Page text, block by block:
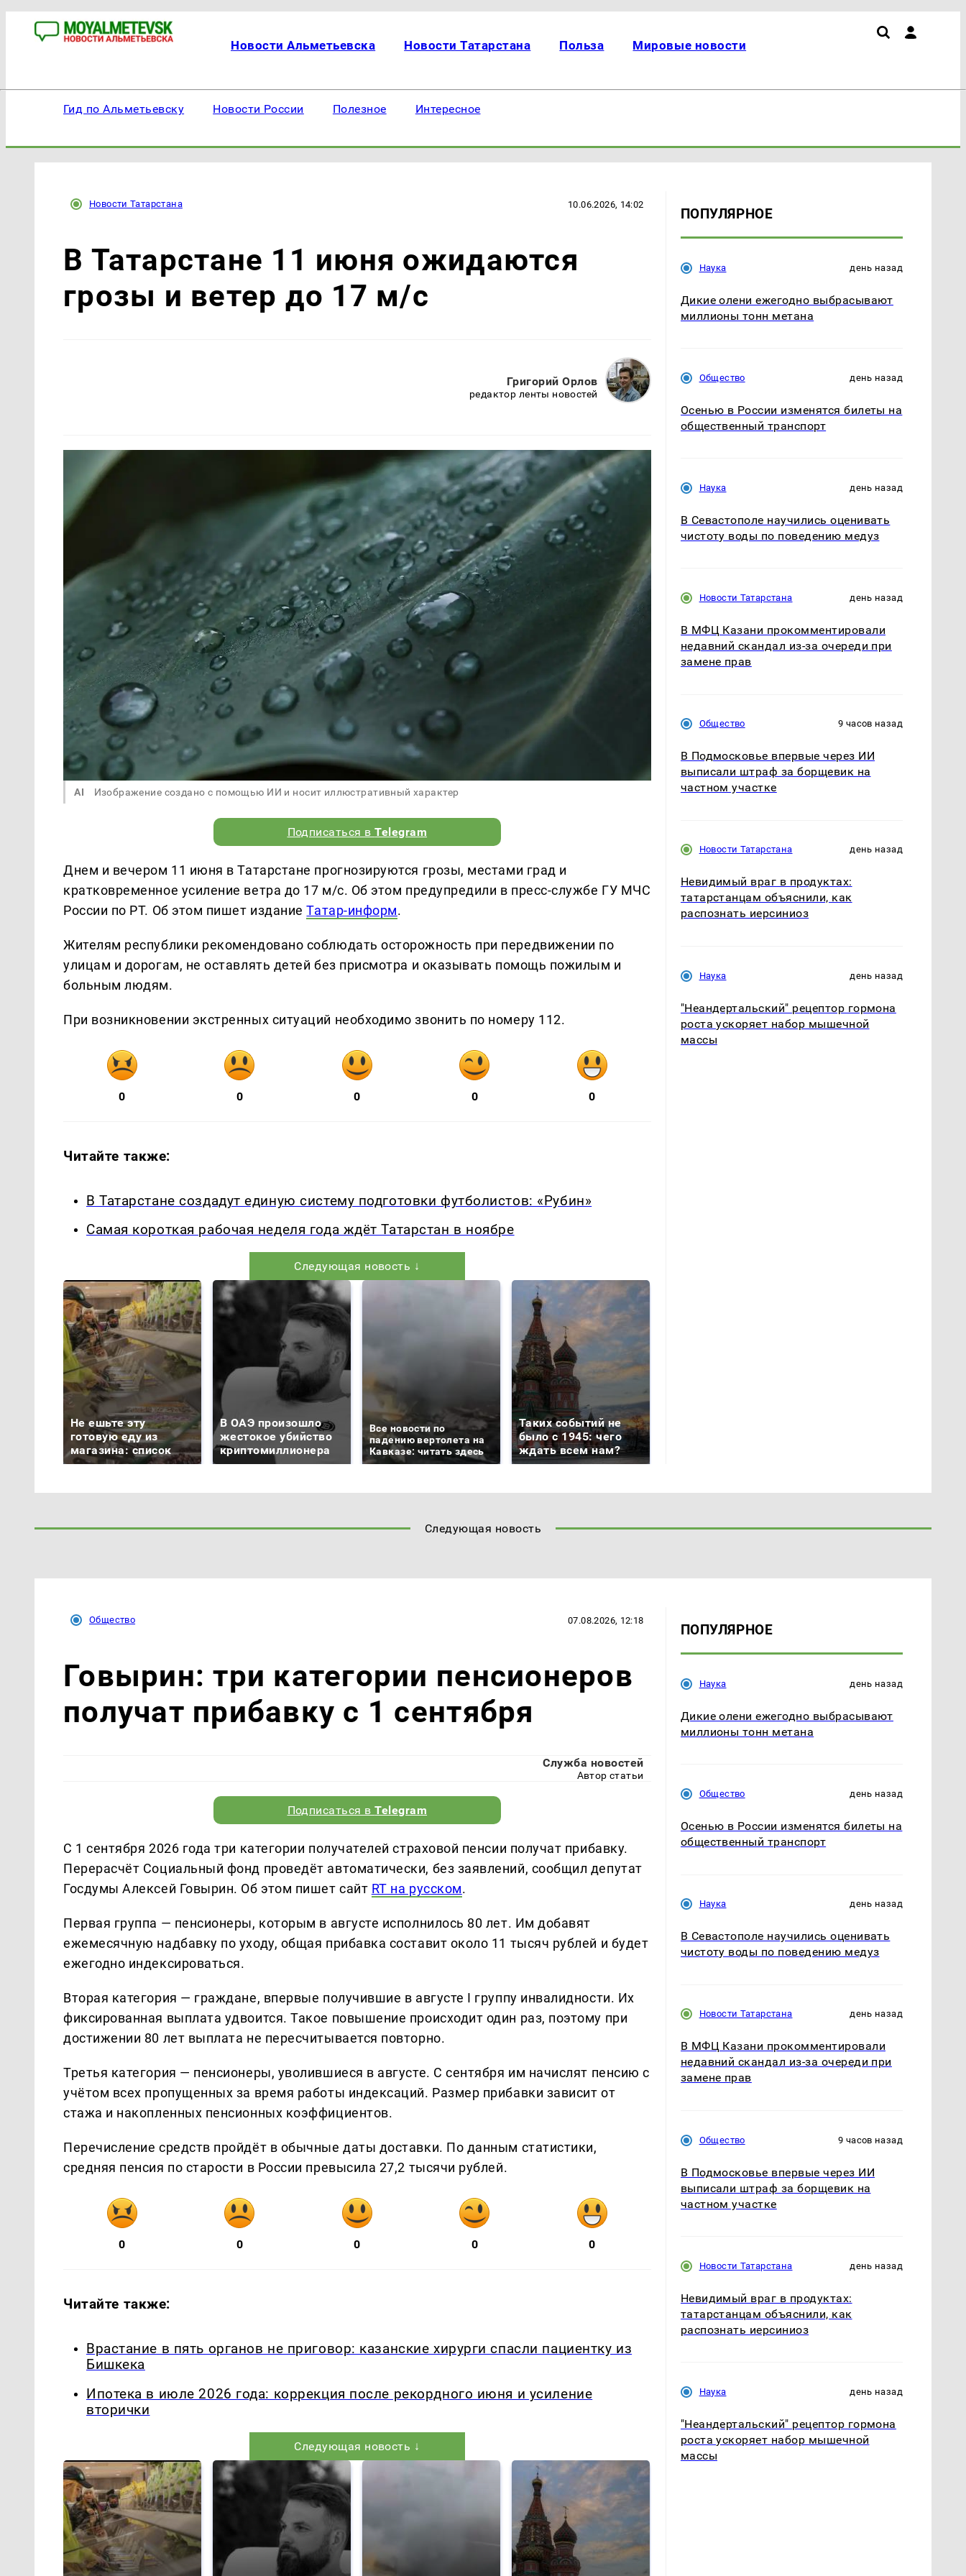
Новости Альметьевска Новости Татарстана Польза Мировые новости
Гид по Альметьевску Новости России Полезное Интересное
Новости Татарстана 10.06.2026, 14:02
В Татарстане 11 июня ожидаются
грозы и ветер до 17 м/с
Григорий Орлов
редактор ленты новостей
AI Изображение создано с помощью ИИ и носит иллюстративный характер
Подписаться вTelegram
Днем и вечером 11 июня в Татарстане прогнозируются грозы, местами град и
кратковременное усиление ветра до 17 м/с. Об этом предупредили в пресс-службе ГУ МЧС
России по РТ. Об этом пишет изданиеТатар-информ.
Жителям республики рекомендовано соблюдать осторожность при передвижении по
улицам и дорогам, не оставлять детей без присмотра и оказывать помощь пожилым и
больным людям.
При возникновении экстренных ситуаций необходимо звонить по номеру 112.
0 0 0 0 0
Читайте также:
В Татарстане создадут единую систему подготовки футболистов: «Рубин»
Самая короткая рабочая неделя года ждёт Татарстан в ноябре
Следующая новость ↓
Не ешьте эту
готовую еду из
магазина: список
В ОАЭ произошло
жестокое убийство
криптомиллионера
Все новости по
падению вертолета на
Кавказе: читать здесь
Таких событий не
было с 1945: чего
ждать всем нам?
ПОПУЛЯРНОЕ
Наука день назад
Дикие олени ежегодно выбрасывают
миллионы тонн метана
Общество день назад
Осенью в России изменятся билеты на
общественный транспорт
Наука день назад
В Севастополе научились оценивать
чистоту воды по поведению медуз
Новости Татарстана день назад
В МФЦ Казани прокомментировали
недавний скандал из-за очереди при
замене прав
Общество 9 часов назад
В Подмосковье впервые через ИИ
выписали штраф за борщевик на
частном участке
Новости Татарстана день назад
Невидимый враг в продуктах:
татарстанцам объяснили, как
распознать иерсиниоз
Наука день назад
"Неандертальский" рецептор гормона
роста ускоряет набор мышечной
массы
Следующая новость
Общество 07.08.2026, 12:18
Говырин: три категории пенсионеров
получат прибавку с 1 сентября
Служба новостей
Автор статьи
Подписаться вTelegram
С 1 сентября 2026 года три категории получателей страховой пенсии получат прибавку.
Перерасчёт Социальный фонд проведёт автоматически, без заявлений, сообщил депутат
Госдумы Алексей Говырин. Об этом пишет сайт RT на русском.
Первая группа — пенсионеры, которым в августе исполнилось 80 лет. Им добавят
ежемесячную надбавку по уходу, общая прибавка составит около 11 тысяч рублей и будет
ежегодно индексироваться.
Вторая категория — граждане, впервые получившие в августе I группу инвалидности. Их
фиксированная выплата удвоится. Такое повышение происходит один раз, поэтому при
достижении 80 лет выплата не пересчитывается повторно.
Третья категория — пенсионеры, уволившиеся в августе. С сентября им начислят пенсию с
учётом всех пропущенных за время работы индексаций. Размер прибавки зависит от
стажа и накопленных пенсионных коэффициентов.
Перечисление средств пройдёт в обычные даты доставки. По данным статистики,
средняя пенсия по старости в России превысила 27,2 тысячи рублей.
0 0 0 0 0
Читайте также:
Врастание в пять органов не приговор: казанские хирурги спасли пациентку из
Бишкека
Ипотека в июле 2026 года: коррекция после рекордного июня и усиление
вторички
Следующая новость ↓
ПОПУЛЯРНОЕ
Наука день назад
Дикие олени ежегодно выбрасывают
миллионы тонн метана
Общество день назад
Осенью в России изменятся билеты на
общественный транспорт
Наука день назад
В Севастополе научились оценивать
чистоту воды по поведению медуз
Новости Татарстана день назад
В МФЦ Казани прокомментировали
недавний скандал из-за очереди при
замене прав
Общество 9 часов назад
В Подмосковье впервые через ИИ
выписали штраф за борщевик на
частном участке
Новости Татарстана день назад
Невидимый враг в продуктах:
татарстанцам объяснили, как
распознать иерсиниоз
Наука день назад
"Неандертальский" рецептор гормона
роста ускоряет набор мышечной
массы